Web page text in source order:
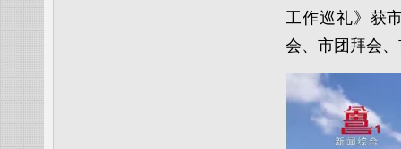
工作巡礼》获
会、市团拜会